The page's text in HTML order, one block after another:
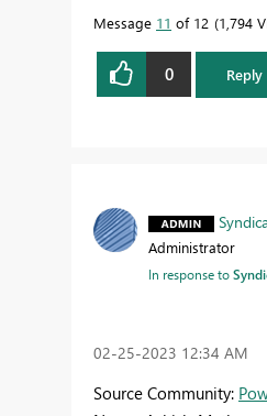
Message 11 of 12 1,794
0 Reply
Administrator
In response to
‎02-25-2023 12:34 AM
Source Community: